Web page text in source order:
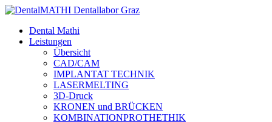
Dental Mathi
Leistungen
Übersicht
CAD/CAM
IMPLANTAT TECHNIK
LASERMELTING
3D-Druck
KRONEN und BRÜCKEN
KOMBINATIONPROTHETHIK